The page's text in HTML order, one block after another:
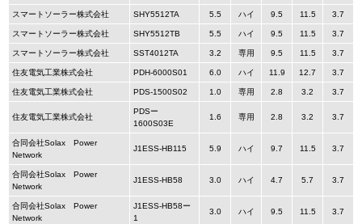
スマートソーラー株式会社 SHY5512TA 5.5 ハイ 9.5 11.5 3.7
スマートソーラー株式会社 SHY5512TB 5.5 ハイ 9.5 11.5 3.7
スマートソーラー株式会社 SST4012TA 3.2 専用 9.5 11.5 3.7
住友電気工業株式会社 PDH-6000S01 6.0 ハイ 11.9 12.7 3.7
住友電気工業株式会社 PDS-1500S02 1.0 専用 2.8 3.2 3.7
住友電気工業株式会社
PDSー
1600S03E
1.6 専用 2.8 3.2 3.7
合同会社Solax Power
Network
J1ESS-HB115 5.9 ハイ 9.7 11.5 3.7
合同会社Solax Power
Network
J1ESS-HB58 3.0 ハイ 4.7 5.7 3.7
合同会社Solax Power
Network
J1ESS-HB58ー
1
3.0 ハイ 9.5 11.5 3.7